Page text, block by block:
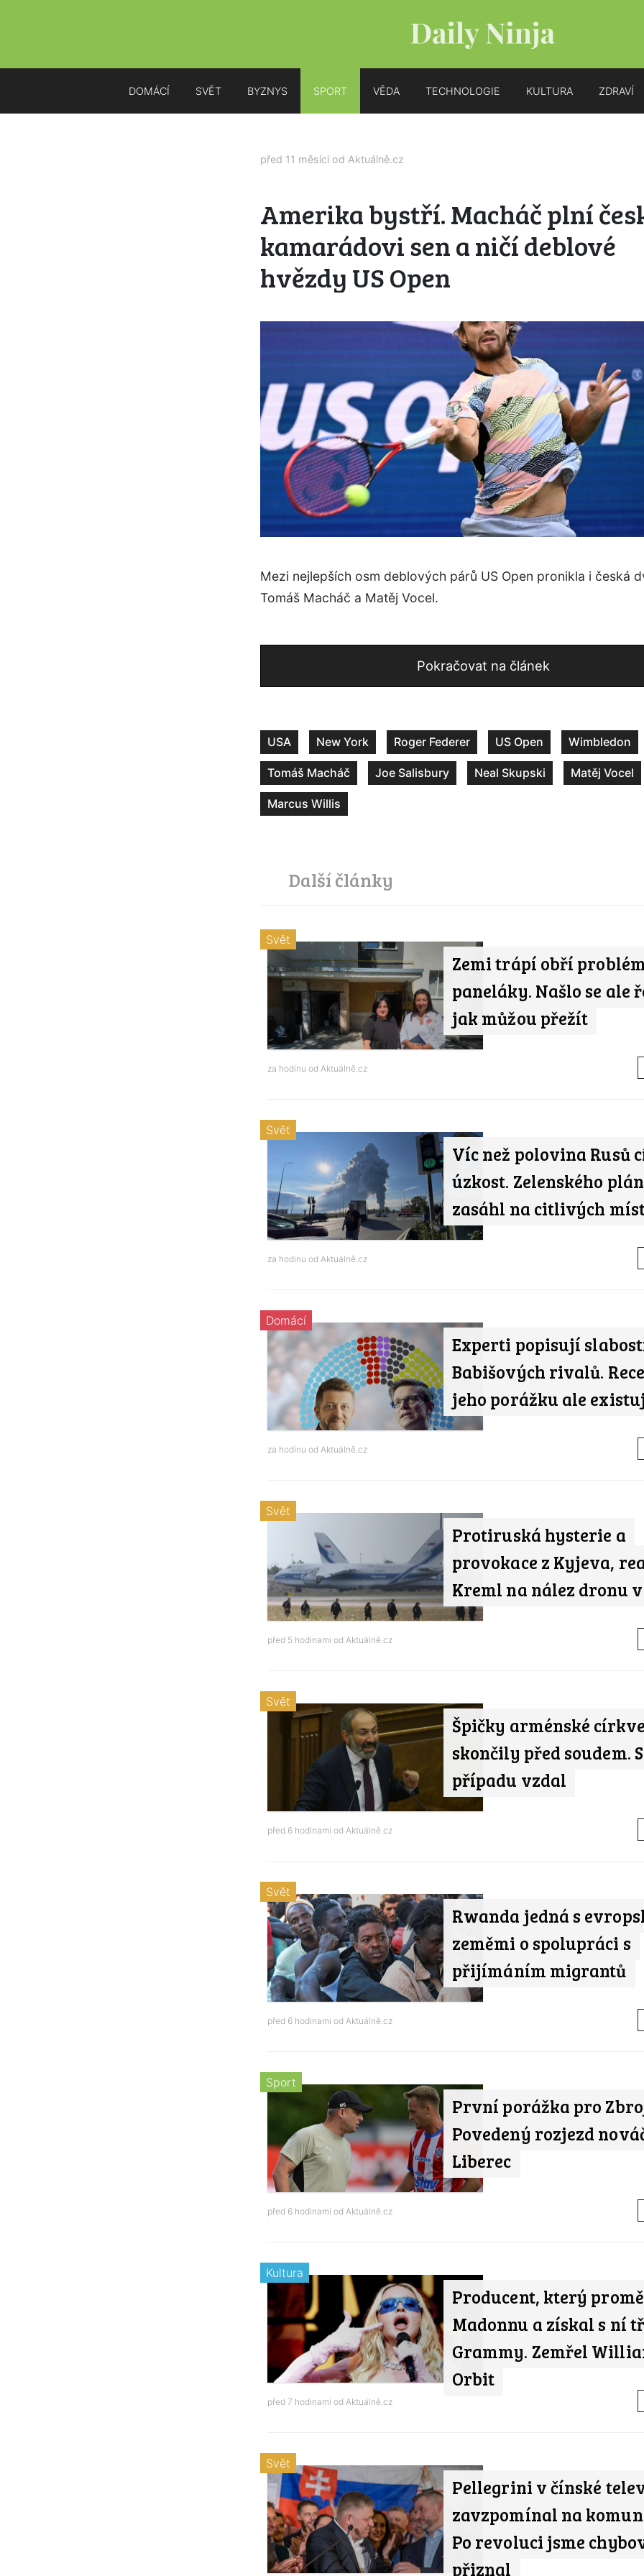
DOMÁCÍ SVĚT BYZNYS SPORT VĚDA TECHNOLOGIE KULTURA ZDRAVÍ
před 11 měsíci od Aktuálně.cz
Amerika bystří. Macháč plní
kamarádovi sen a ničí deblové
hvězdy US Open
Mezi nejlepších osm deblových párů US Open pronikla i česká
Tomáš Macháč a Matěj Vocel.
Pokračovat na článek
USA New York Roger Federer US Open Wimbledon
Tomáš Macháč Joe Salisbury Neal Skupski Matěj Vocel
Marcus Willis
Další články
Zemi trápí obří
paneláky. Našlo se ale
jak můžou přežít
Svět
za hodinu od Aktuálně.cz
Víc než polovina Rusů
úzkost. Zelenského
zasáhl na citlivých
Svět
za hodinu od Aktuálně.cz
Experti popisují
Babišových rivalů.
jeho porážku ale
Domácí
za hodinu od Aktuálně.cz
Protiruská hysterie a
provokace z Kyjeva,
Kreml na nález dronu
Svět
před 5 hodinami od Aktuálně.cz
Špičky arménské
skončily před soudem.
případu vzdal
Svět
před 6 hodinami od Aktuálně.cz
Rwanda jedná s
zeměmi o spolupráci s
přijímáním migrantů
Svět
před 6 hodinami od Aktuálně.cz
První porážka pro
Povedený rozjezd
Liberec
Sport
před 6 hodinami od Aktuálně.cz
Producent, který
Madonnu a získal s ní
Grammy. Zemřel
Orbit
Kultura
před 7 hodinami od Aktuálně.cz
Pellegrini v čínské
zavzpomínal na
Po revoluci jsme
přiznal
Svět